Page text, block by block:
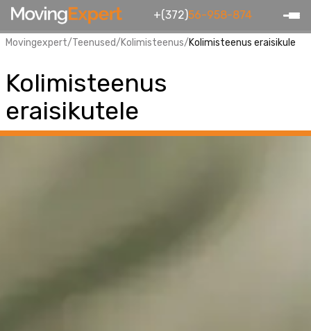
+(372)56-958-874
Movingexpert/Teenused/Kolimisteenus/Kolimisteenus eraisikule
Kolimisteenus
eraisikutele